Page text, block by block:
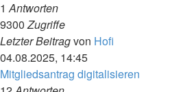
1Antworten
9300Zugriffe
Letzter Beitragvon Hofi
04.08.2025, 14:45
Mitgliedsantrag digitalisieren